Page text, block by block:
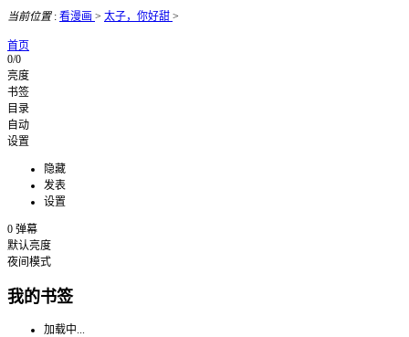
当前位置: 看漫画 > 太子，你好甜 >
首页
0/0
亮度
书签
目录
自动
设置
隐藏
发表
设置
0 弹幕
默认亮度
夜间模式
我的书签
加载中...